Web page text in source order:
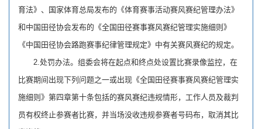
育法》、国家体育总局发布的《体育赛事活动赛风赛纪管理办法》
和中国田径协会发布的《全国田径赛事赛风赛纪管理实施细则》
《中国田径协会路跑赛事纪律管理规定》中有关赛风赛纪的规定。
2.处罚办法。组委会将在起点和终点处设置比赛录像监控，在
比赛期间出现下列问题之一或出现《全国田径赛事赛风赛纪管理实
施细则》第四章第十条包括的赛风赛纪违规情形，工作人员及裁判
员有权终止参赛者比赛，并当场没收违规参赛者号码布，取消其比